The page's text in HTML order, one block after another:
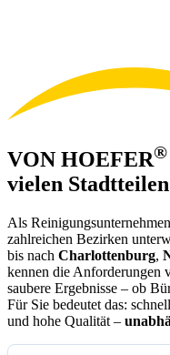
VON HOEFER®
vielen
Als
zahlreichen Bezirken
bis nach Charlottenburg,
kennen die Anforderungen
saubere Ergebnisse – ob
Für Sie bedeutet das:
und hohe Qualität –